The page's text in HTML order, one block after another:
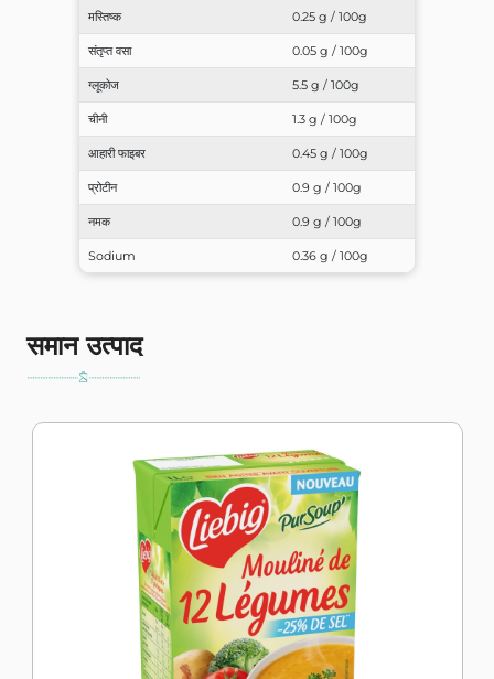
मस्तिष्क 0.25 g / 100g
संतृप्त वसा 0.05 g / 100g
ग्लूकोज 5.5 g / 100g
चीनी 1.3 g / 100g
आहारी फाइबर 0.45 g / 100g
प्रोटीन 0.9 g / 100g
नमक 0.9 g / 100g
Sodium 0.36 g / 100g
समान उत्पाद